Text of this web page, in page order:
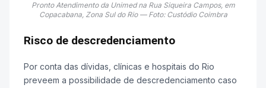
Pronto Atendimento da Unimed na Rua Siqueira Campos, em
Copacabana, Zona Sul do Rio — Foto: Custódio Coimbra
Risco de descredenciamento
Por conta das dívidas, clínicas e hospitais do Rio
preveem a possibilidade de descredenciamento caso